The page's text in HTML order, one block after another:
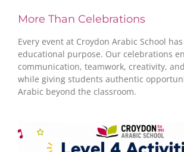
More Than Celebrations
Every event at Croydon Arabic School
educational purpose. Our celebrations
communication, teamwork, creativity,
while giving students authentic
Arabic beyond the classroom.